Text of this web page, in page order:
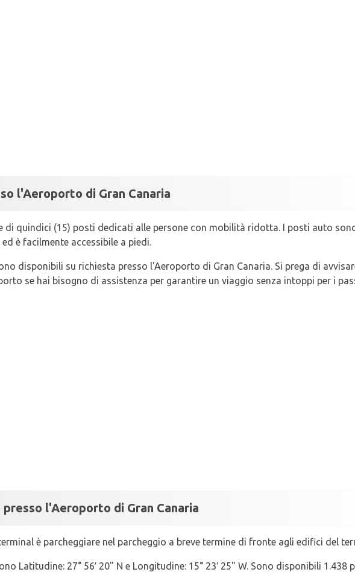
l'Aeroporto di Gran Canaria
di quindici (15) posti dedicati alle persone con mobilità ridotta. I posti auto
è facilmente accessibile a piedi.
disponibili su richiesta presso l'Aeroporto di Gran Canaria. Si prega di
se hai bisogno di assistenza per garantire un viaggio senza intoppi per i
l'Aeroporto di Gran Canaria
è parcheggiare nel parcheggio a breve termine di fronte agli edifici del
Latitudine: 27° 56′ 20" N e Longitudine: 15° 23′ 25" W. Sono disponibili 1.438